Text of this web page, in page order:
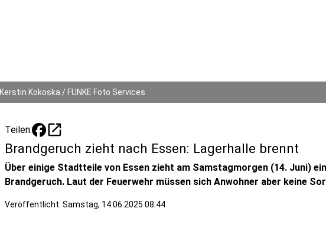
Kerstin Kokoska / FUNKE Foto Services
Teilen: open_in_new
Brandgeruch zieht nach Essen: Lagerhalle brennt
Über einige Stadtteile von Essen zieht am Samstagmorgen (14. Juni)
Brandgeruch. Laut der Feuerwehr müssen sich Anwohner aber keine
Veröffentlicht: Samstag, 14.06.2025 08:44